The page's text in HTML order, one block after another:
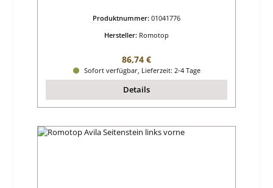
Produktnummer: 01041776
Hersteller: Romotop
Regulärer Preis:
86,74 €
Sofort verfügbar, Lieferzeit: 2-4 Tage
Details